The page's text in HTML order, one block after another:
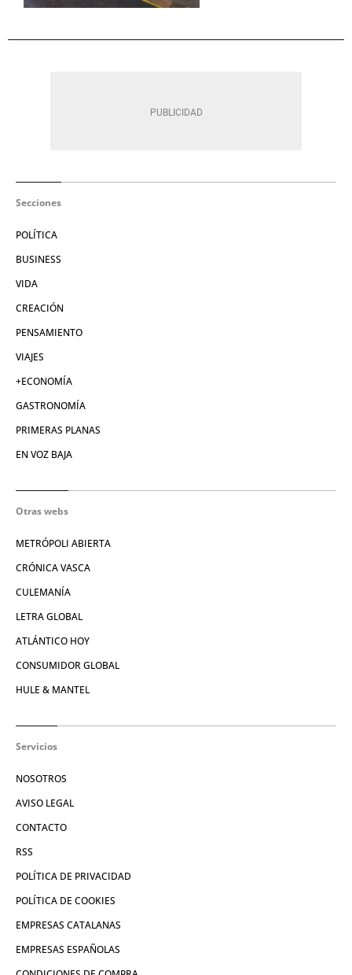
Secciones
POLÍTICA
BUSINESS
VIDA
CREACIÓN
PENSAMIENTO
VIAJES
+ECONOMÍA
GASTRONOMÍA
PRIMERAS PLANAS
EN VOZ BAJA
Otras webs
METRÓPOLI ABIERTA
CRÓNICA VASCA
CULEMANÍA
LETRA GLOBAL
ATLÁNTICO HOY
CONSUMIDOR GLOBAL
HULE & MANTEL
Servicios
NOSOTROS
AVISO LEGAL
CONTACTO
RSS
POLÍTICA DE PRIVACIDAD
POLÍTICA DE COOKIES
EMPRESAS CATALANAS
EMPRESAS ESPAÑOLAS